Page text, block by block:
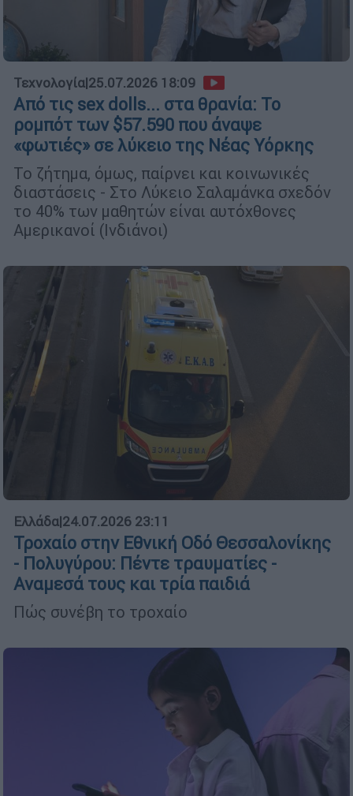
Τεχνολογία|25.07.2026 18:09
Από τις sex dolls... στα θρανία: Το
ρομπότ των $57.590 που άναψε
«φωτιές» σε λύκειο της Νέας Υόρκης
Το ζήτημα, όμως, παίρνει και κοινωνικές
διαστάσεις - Στο Λύκειο Σαλαμάνκα σχεδόν
το 40% των μαθητών είναι αυτόχθονες
Αμερικανοί (Ινδιάνοι)
Ελλάδα|24.07.2026 23:11
Τροχαίο στην Εθνική Οδό Θεσσαλονίκης
- Πολυγύρου: Πέντε τραυματίες -
Αναμεσά τους και τρία παιδιά
Πώς συνέβη το τροχαίο